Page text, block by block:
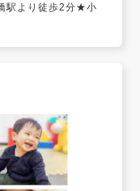
駅より徒歩2分★小